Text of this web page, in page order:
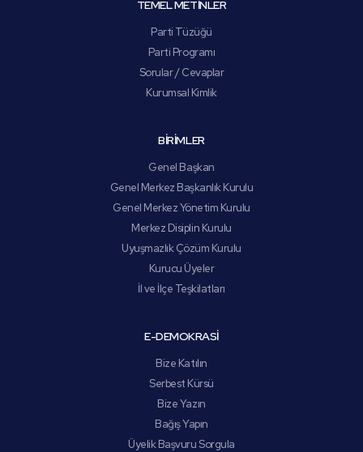
TEMEL METİNLER
Parti Tüzüğü
Parti Programı
Sorular / Cevaplar
Kurumsal Kimlik
BİRİMLER
Genel Başkan
Genel Merkez Başkanlık Kurulu
Genel Merkez Yönetim Kurulu
Merkez Disiplin Kurulu
Uyuşmazlık Çözüm Kurulu
Kurucu Üyeler
İl ve İlçe Teşkilatları
E-DEMOKRASİ
Bize Katılın
Serbest Kürsü
Bize Yazın
Bağış Yapın
Üyelik Başvuru Sorgula